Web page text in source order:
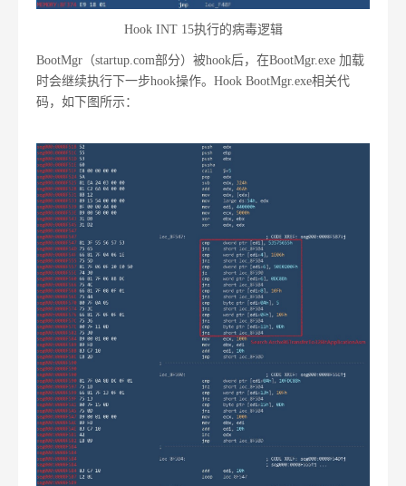
Hook INT 15执行的病毒逻辑
BootMgr（startup.com部分）被hook后，在BootMgr.exe 加载
时会继续执行下一步hook操作。Hook BootMgr.exe相关代
码，如下图所示：